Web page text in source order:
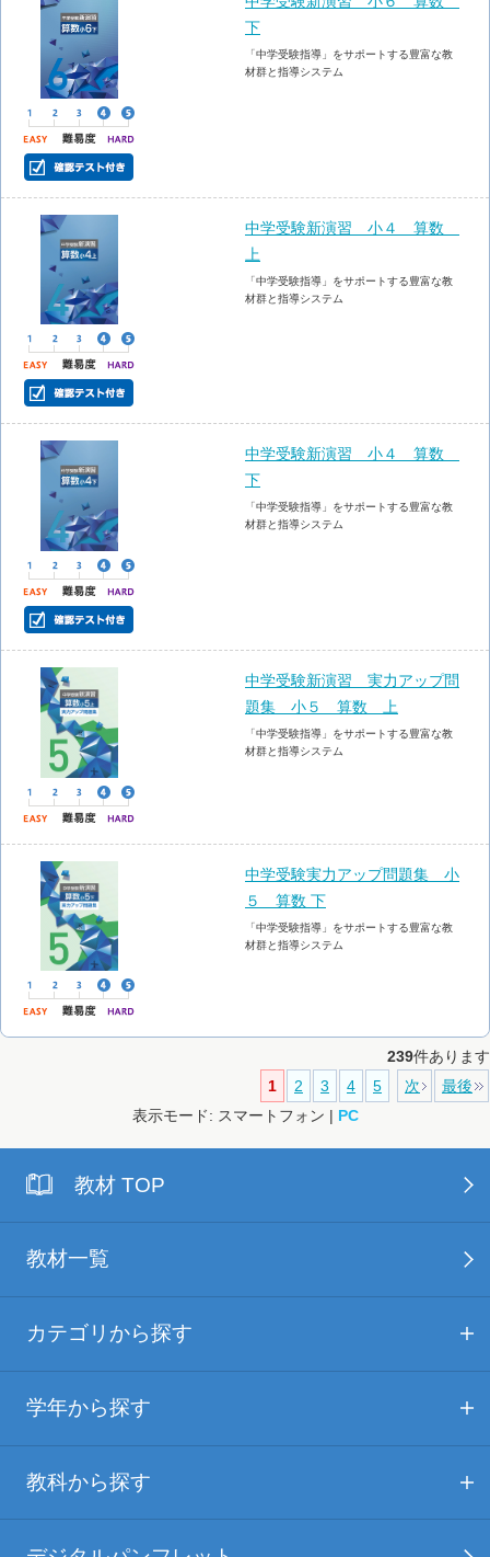
下
「中学受験指導」をサポートする豊富な教
材群と指導システム
中学受験新演習 小４ 算数
上
「中学受験指導」をサポートする豊富な教
材群と指導システム
中学受験新演習 小４ 算数
下
「中学受験指導」をサポートする豊富な教
材群と指導システム
中学受験新演習 実力アップ問
題集 小５ 算数 上
「中学受験指導」をサポートする豊富な教
材群と指導システム
中学受験実力アップ問題集 小
５ 算数 下
「中学受験指導」をサポートする豊富な教
材群と指導システム
239件あります
1
2 3 4 5 次
最後
表示モード: スマートフォン | PC
教材 TOP
教材一覧
カテゴリから探す
学年から探す
教科から探す